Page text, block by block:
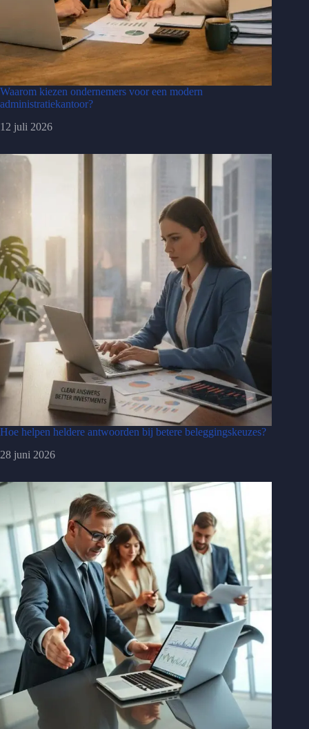
Waarom kiezen ondernemers voor een modern
administratiekantoor?
12 juli 2026
Hoe helpen heldere antwoorden bij betere beleggingskeuzes?
28 juni 2026